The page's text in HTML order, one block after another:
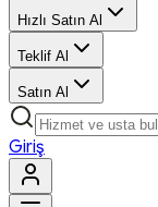
Hızlı Satın Al
Teklif Al
Satın Al
Giriş